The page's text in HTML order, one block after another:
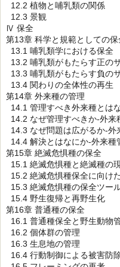
12.2 植物と哺乳類の関係
12.3 景観
Ⅳ 保全
第13章 科学と規範としての保
13.1 哺乳類学における保全
13.2 哺乳類がもたらす正の
13.3 哺乳類がもたらす負の
13.4 関わりの全体性の再生
第14章 外来種の管理
14.1 管理すべき外来種とは
14.2 なぜ管理すべきか-外来
14.3 なぜ問題は広がるか-外
14.4 解決とはなにか-外来種
第15章 絶滅危惧種の保全
15.1 絶滅危惧種と絶滅種の
15.2 絶滅危惧種保全に向け
15.3 絶滅危惧種の保全ツー
15.4 野生復帰と再野生化
第16章 普通種の保全
16.1 普通種保全と野生動物
16.2 個体群の管理
16.3 生息地の管理
16.4 行動制御による被害防